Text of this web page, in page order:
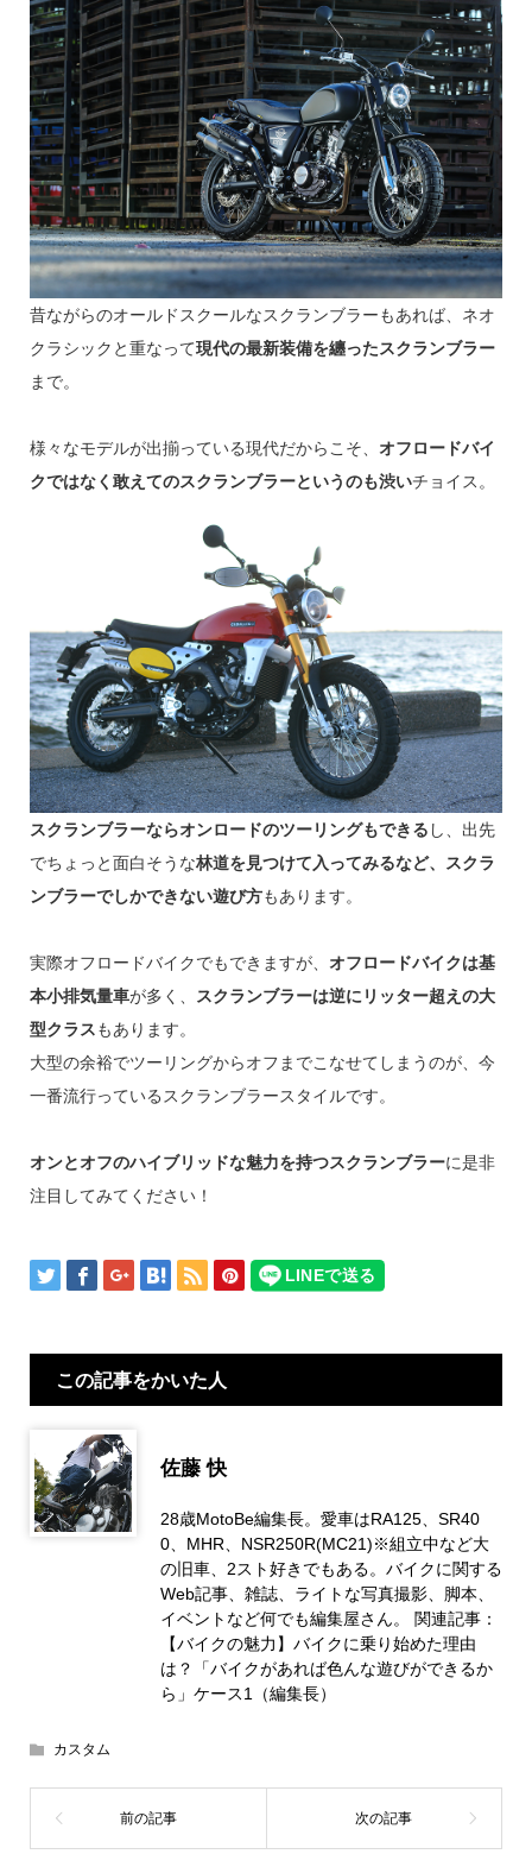
昔ながらのオールドスクールなスクランブラーもあれば、ネオ
クラシックと重なって現代の最新装備を纏ったスクランブラー
まで。
様々なモデルが出揃っている現代だからこそ、 オフロードバイ
クではなく敢えてのスクランブラーというのも渋いチョイス。
スクランブラーならオンロードのツーリングもできる し、出先
でちょっと面白そうな林道を見つけて入ってみるなど、スクラ
ンブラーでしかできない遊び方もあります。
実際オフロードバイクでもできますが、 オフロードバイクは基
本小排気量車が多く、
スクランブラーは逆にリッター超えの大
型クラスもあります。
大型の余裕でツーリングからオフまでこなせてしまうのが、今
一番流行っているスクランブラースタイルです。
オンとオフのハイブリッドな魅力を持つスクランブラーに是非
注目してみてください！
この記事をかいた人
佐藤 快
28歳MotoBe編集長。愛車はRA125、SR40
0、MHR、NSR250R(MC21)※組立中など大
の旧車、2スト好きでもある。バイクに関する
Web記事、雑誌、ライトな写真撮影、脚本、
イベントなど何でも編集屋さん。 関連記事：
【バイクの魅力】バイクに乗り始めた理由
は？「バイクがあれば色んな遊びができるか
ら」ケース1（編集長）
カスタム